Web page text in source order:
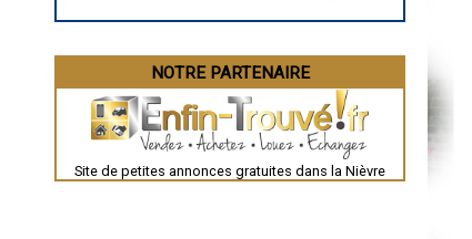
NOTRE PARTENAIRE
Site de petites annonces gratuites dans la Nièvre